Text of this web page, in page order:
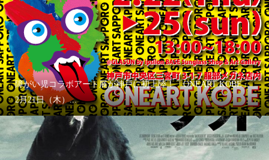
障がい児コラボアート展が神戸に初上陸！「ONEART KOBE」
2月21日（木）...